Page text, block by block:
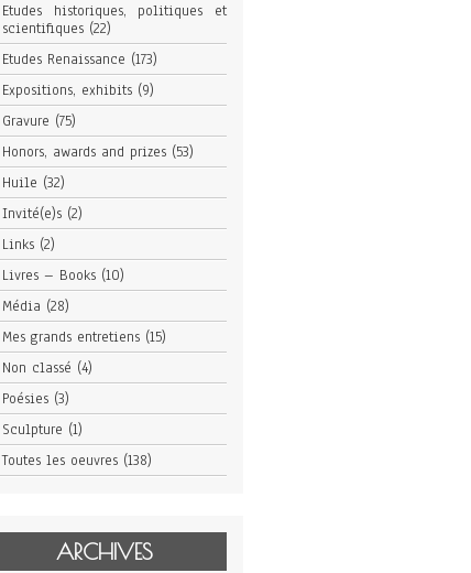
Etudes historiques, politiques et
scientifiques(22)
Etudes Renaissance (173)
Expositions, exhibits(9)
Gravure (75)
Honors, awards and prizes(53)
Huile (32)
Invité(e)s(2)
Links(2)
Livres – Books(10)
Média (28)
Mes grands entretiens(15)
Non classé (4)
Poésies(3)
Sculpture (1)
Toutes les oeuvres(138)
ARCHIVES